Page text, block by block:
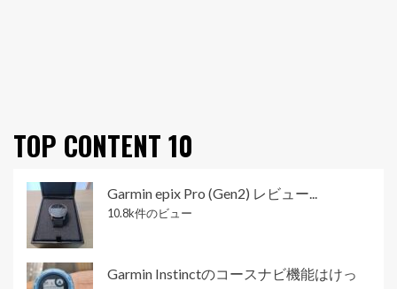
TOP CONTENT 10
Garmin epix Pro (Gen2) レビュー...
10.8k件のビュー
Garmin Instinctのコースナビ機能はけっ